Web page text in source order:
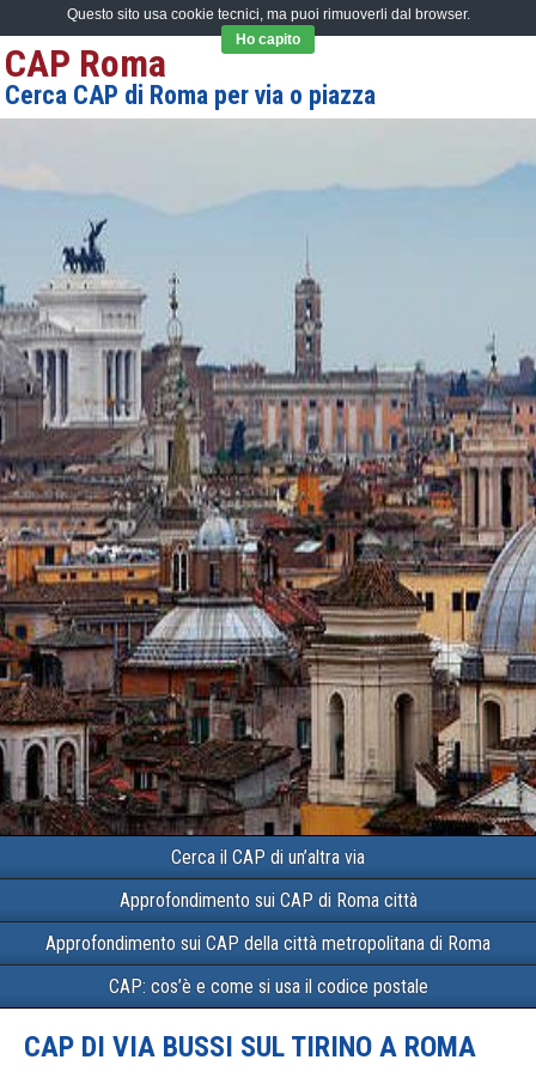
CAP Roma
Cerca CAP di Roma per via o piazza
Cerca il CAP di un’altra via
Approfondimento sui CAP di Roma città
Approfondimento sui CAP della città metropolitana di Roma
CAP: cos’è e come si usa il codice postale
CAP DI VIA BUSSI SUL TIRINO A ROMA
Questo sito usa cookie tecnici, ma puoi rimuoverli dal browser.
Ho capito